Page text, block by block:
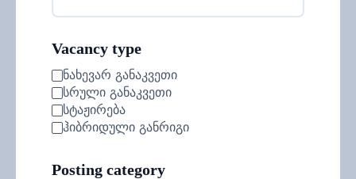
Vacancy type
ნახევარ განაკვეთი
სრული განაკვეთი
სტაჟირება
ჰიბრიდული განრიგი
Posting category